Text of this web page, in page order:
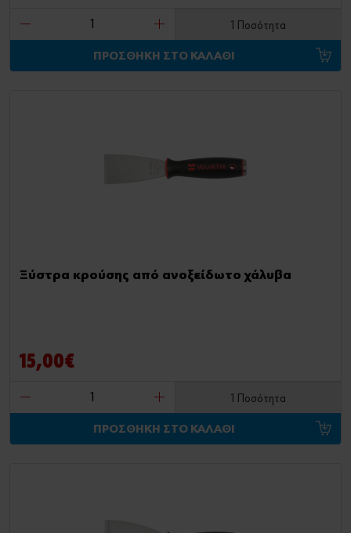
1 Ποσότητα
ΠΡΟΣΘΗΚΗ ΣΤΟ ΚΑΛΑΘΙ
Ξύστρα κρούσης από ανοξείδωτο χάλυβα
15,00€
1 Ποσότητα
ΠΡΟΣΘΗΚΗ ΣΤΟ ΚΑΛΑΘΙ